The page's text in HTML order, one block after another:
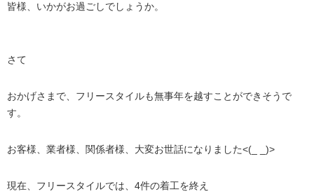
皆様、いかがお過ごしでしょうか。
さて
おかげさまで、フリースタイルも無事年を越すことができそうで
す。
お客様、業者様、関係者様、大変お世話になりました<(_ _)>
現在、フリースタイルでは、4件の着工を終え